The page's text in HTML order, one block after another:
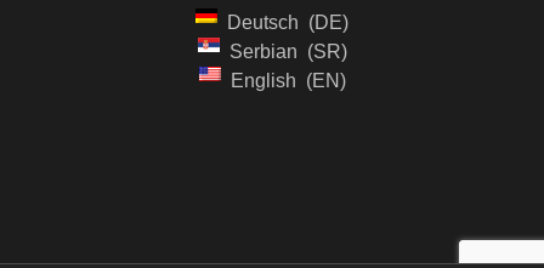
Deutsch
DE
Serbian
SR
English
EN